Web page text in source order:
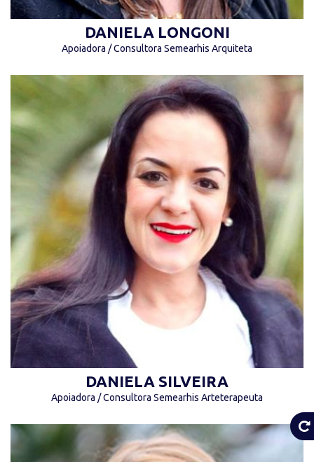
DANIELA LONGONI
Apoiadora / Consultora Semearhis Arquiteta
“O que cura é o afetivo de uma pessoa com a
outra. O que cura é a alegria, o que cura é a
falta de preconceito” (Nise da Silveira)
DANIELA SILVEIRA
Apoiadora / Consultora Semearhis Arteterapeuta